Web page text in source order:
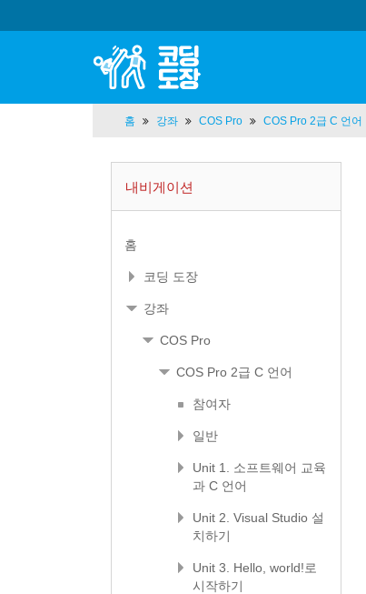
홈 강좌 COS Pro COS Pro 2급 C 언어
내비게이션
홈
코딩 도장
강좌
COS Pro
COS Pro 2급 C 언어
참여자
일반
Unit 1. 소프트웨어 교육
과 C 언어
Unit 2. Visual Studio 설
치하기
Unit 3. Hello, world!로
시작하기